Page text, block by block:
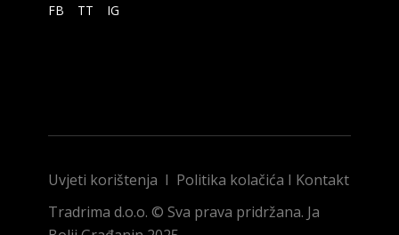
FB TT IG
Uvjeti korištenja I Politika kolačića I Kontakt
Tradrima d.o.o. © Sva prava pridržana. Ja